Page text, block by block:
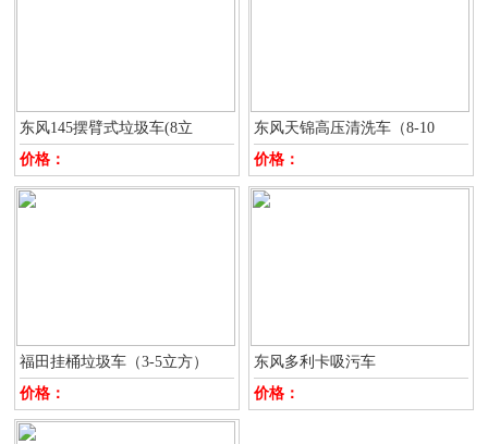
东风145摆臂式垃圾车(8立
价格：
东风天锦高压清洗车（8-10
价格：
福田挂桶垃圾车（3-5立方）
价格：
东风多利卡吸污车
价格：